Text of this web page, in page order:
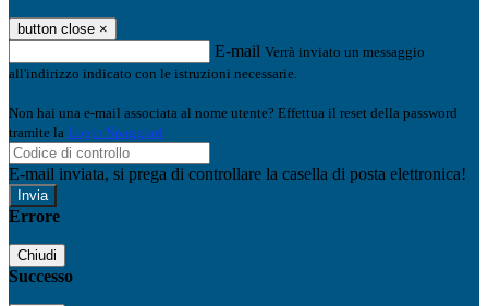
button close ×
E-mail Verrà inviato un messaggio
all'indirizzo indicato con le istruzioni necessarie.
Non hai una e-mail associata al nome utente? Effettua il reset della password
tramite la Login Spaggiari
E-mail inviata, si prega di controllare la casella di posta elettronica!
Errore
Chiudi
Successo